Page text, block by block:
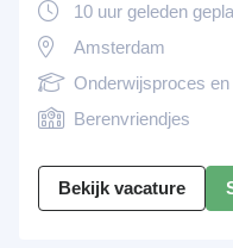
10 uur geleden
Amsterdam
Onderwijsproces
Berenvriendjes
Bekijk vacature